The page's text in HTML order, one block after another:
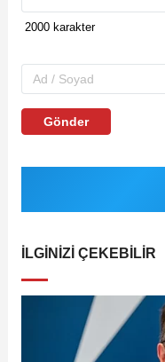
Gönder
İLGINIZI ÇEKEBILIR